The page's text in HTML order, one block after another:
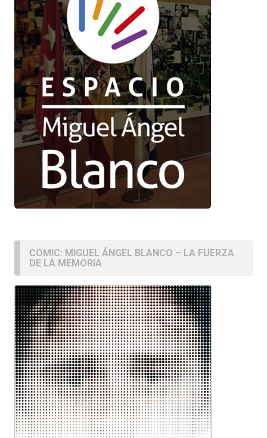
COMIC: MIGUEL ÁNGEL BLANCO – LA FUERZA
DE LA MEMORIA